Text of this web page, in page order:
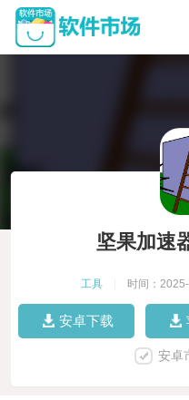
坚果加速
工具 时间：
安卓下载
安卓